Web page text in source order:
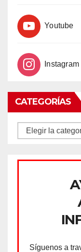
Youtube
Instagram
CATEGORÍAS
CATEGORÍAS
Síguenos a